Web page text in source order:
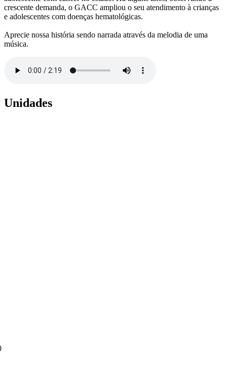
crescente demanda, o GACC ampliou o seu atendimento à crianças
e adolescentes com doenças hematológicas.
Aprecie nossa história sendo narrada através da melodia de uma
música.
Unidades